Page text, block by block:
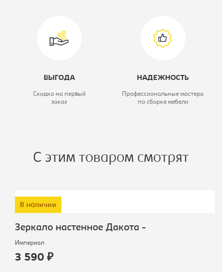
ВЫГОДА
Скидка на первый
заказ
НАДЕЖНОСТЬ
Профессиональные мастера
по сборке мебели
С этим товаром смотрят
В наличии
Зеркало настенное Дакота -
Империал
3 590 ₽